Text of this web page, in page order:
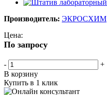
Производитель: ЭКРОСХИМ
Цена:
По запросу
-
+
В корзину
Купить в 1 клик